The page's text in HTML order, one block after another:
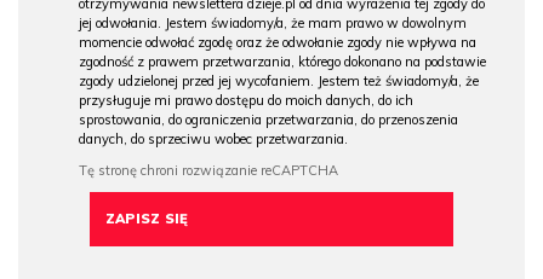
jej odwołania. Jestem świadomy/a, że mam prawo w dowolnym
momencie odwołać zgodę oraz że odwołanie zgody nie wpływa na
zgodność z prawem przetwarzania, którego dokonano na podstawie
zgody udzielonej przed jej wycofaniem. Jestem też świadomy/a, że
przysługuje mi prawo dostępu do moich danych, do ich
sprostowania, do ograniczenia przetwarzania, do przenoszenia
danych, do sprzeciwu wobec przetwarzania.